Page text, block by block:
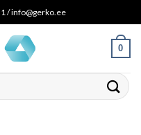
/ info@gerko.ee
0